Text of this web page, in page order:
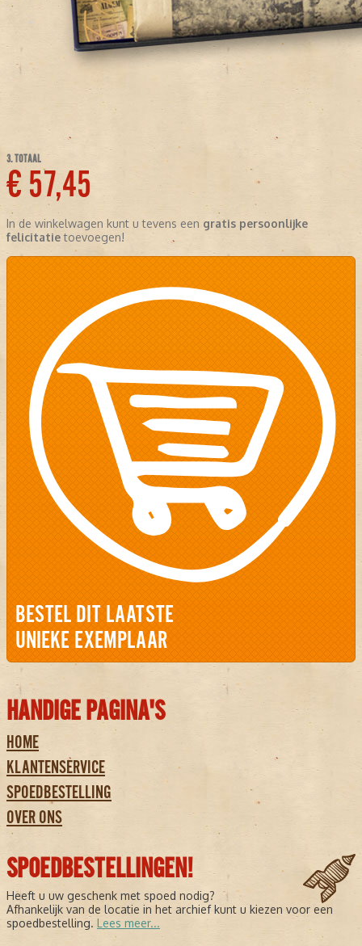
3. TOTAAL
€ 57,45
In de winkelwagen kunt u tevens een gratis persoonlijke
felicitatietoevoegen!
BESTEL DIT LAATSTE
UNIEKE EXEMPLAAR
HANDIGE PAGINA'S
HOME
KLANTENSERVICE
SPOEDBESTELLING
OVER ONS
SPOEDBESTELLINGEN!
Heeft u uw geschenk met spoed nodig?
Afhankelijk van de locatie in het archief kunt u kiezen voor een
spoedbestelling. Lees meer...